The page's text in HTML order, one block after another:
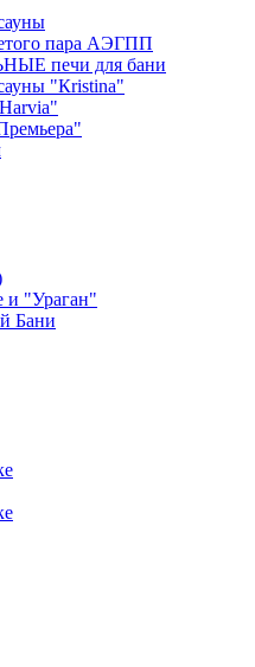
пара АЭГПП
печи для бани
"Кristina"
и "Ураган"
Бани